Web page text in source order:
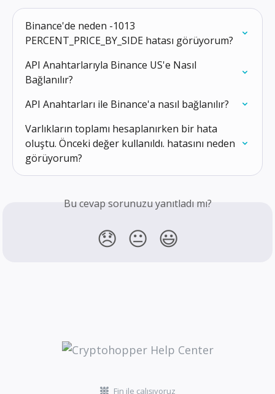
Binance'de neden -1013
PERCENT_PRICE_BY_SIDE hatası görüyorum?
API Anahtarlarıyla Binance US'e Nasıl
Bağlanılır?
API Anahtarları ile Binance'a nasıl bağlanılır?
Varlıkların toplamı hesaplanırken bir hata
oluştu. Önceki değer kullanıldı. hatasını neden
görüyorum?
Bu cevap sorunuzu yanıtladı mı?
😞 😐 😃
Fin ile çalışıyoruz